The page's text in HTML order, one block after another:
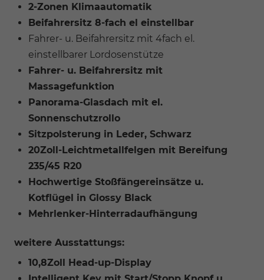
2-Zonen Klimaautomatik
Beifahrersitz 8-fach el einstellbar
Fahrer- u. Beifahrersitz mit 4fach el.
einstellbarer Lordosenstütze
Fahrer- u. Beifahrersitz mit
Massagefunktion
Panorama-Glasdach mit el.
Sonnenschutzrollo
Sitzpolsterung in Leder, Schwarz
20Zoll-Leichtmetallfelgen mit Bereifung
235/45 R20
Hochwertige Stoßfängereinsätze u.
Kotflügel in Glossy Black
Mehrlenker-Hinterradaufhängung
weitere Ausstattungs:
10,8Zoll Head-up-Display